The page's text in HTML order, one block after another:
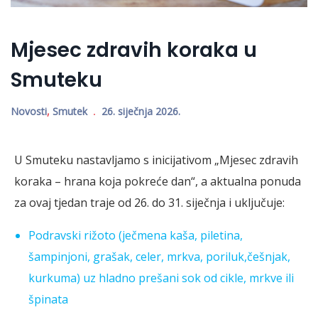
Mjesec zdravih koraka u
Smuteku
Novosti, Smutek 26. siječnja 2026.
U Smuteku nastavljamo s inicijativom „Mjesec zdravih
koraka – hrana koja pokreće dan“, a aktualna ponuda
za ovaj tjedan traje od 26. do 31. siječnja i uključuje:
Podravski rižoto (ječmena kaša, piletina,
šampinjoni, grašak, celer, mrkva, poriluk,češnjak,
kurkuma) uz hladno prešani sok od cikle, mrkve ili
špinata